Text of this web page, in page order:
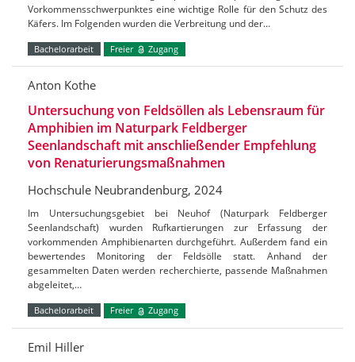
Vorkommensschwerpunktes eine wichtige Rolle für den Schutz des
Käfers. Im Folgenden wurden die Verbreitung und der…
Bachelorarbeit Freier Zugang
Anton Kothe
Untersuchung von Feldsöllen als Lebensraum für
Amphibien im Naturpark Feldberger
Seenlandschaft mit anschließender Empfehlung
von Renaturierungsmaßnahmen
Hochschule Neubrandenburg, 2024
Im Untersuchungsgebiet bei Neuhof (Naturpark Feldberger
Seenlandschaft) wurden Rufkartierungen zur Erfassung der
vorkommenden Amphibienarten durchgeführt. Außerdem fand ein
bewertendes Monitoring der Feldsölle statt. Anhand der
gesammelten Daten werden recherchierte, passende Maßnahmen
abgeleitet,…
Bachelorarbeit Freier Zugang
Emil Hiller